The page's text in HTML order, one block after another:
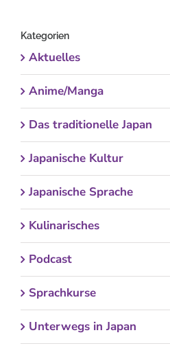
Kategorien
Aktuelles
Anime/Manga
Das traditionelle Japan
Japanische Kultur
Japanische Sprache
Kulinarisches
Podcast
Sprachkurse
Unterwegs in Japan